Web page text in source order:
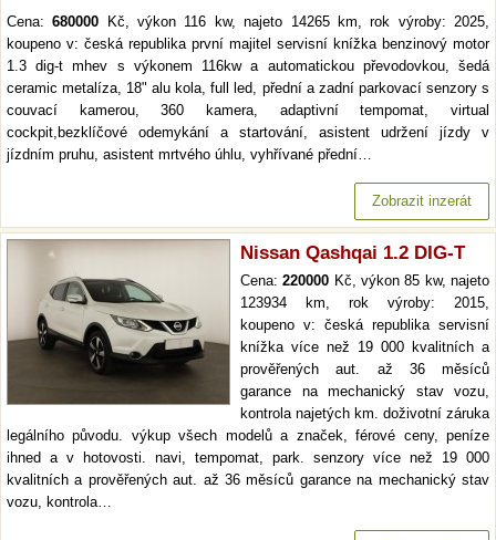
Cena:680000 Kč, výkon 116 kw, najeto 14265 km, rok výroby: 2025,
koupeno v: česká republika první majitel servisní knížka benzinový motor
1.3 dig-t mhev s výkonem 116kw a automatickou převodovkou, šedá
ceramic metalíza, 18" alu kola, full led, přední a zadní parkovací senzory s
couvací kamerou, 360 kamera, adaptivní tempomat, virtual
cockpit,bezklíčové odemykání a startování, asistent udržení jízdy v
jízdním pruhu, asistent mrtvého úhlu, vyhřívané přední…
Zobrazit inzerát
Nissan Qashqai 1.2 DIG-T
Cena:220000 Kč, výkon 85 kw, najeto
123934 km, rok výroby: 2015,
koupeno v: česká republika servisní
knížka více než 19 000 kvalitních a
prověřených aut. až 36 měsíců
garance na mechanický stav vozu,
kontrola najetých km. doživotní záruka
legálního původu. výkup všech modelů a značek, férové ceny, peníze
ihned a v hotovosti. navi, tempomat, park. senzory více než 19 000
kvalitních a prověřených aut. až 36 měsíců garance na mechanický stav
vozu, kontrola…